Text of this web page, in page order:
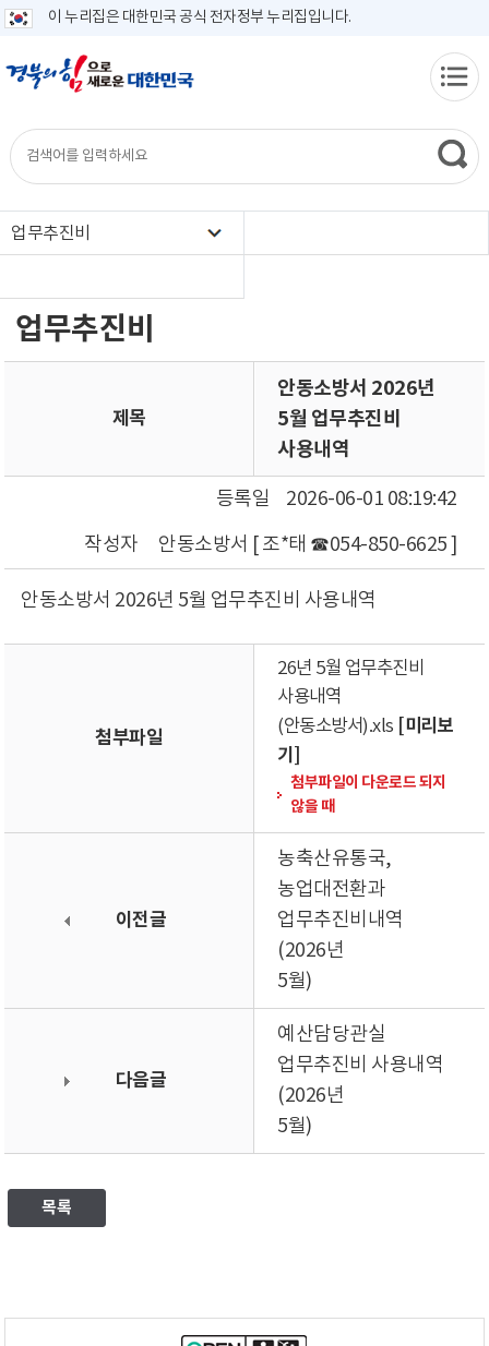
이 누리집은 대한민국 공식 전자정부 누리집입니다.
업무추진비
업무추진비
제목
안동소방서 2026년
5월 업무추진비
사용내역
등록일
2026-06-01 08:19:42
작성자
안동소방서 [ 조*태 ☎054-850-6625 ]
안동소방서 2026년 5월 업무추진비 사용내역
첨부파일
26년 5월 업무추진비
사용내역
(안동소방서).xls
[미리보
기]
첨부파일이 다운로드 되지
않을 때
이전글
농축산유통국,
농업대전환과
업무추진비내역
(2026년
5월)
다음글
예산담당관실
업무추진비 사용내역
(2026년
5월)
목록